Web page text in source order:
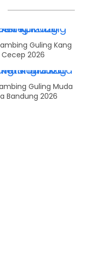
Guling Kang
Cecep 2026
Guling Muda
Bandung 2026